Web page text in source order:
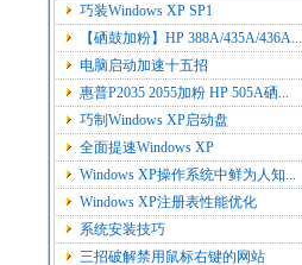
巧装Windows XP SP1
【硒鼓加粉】HP 388A/435A/436A...
电脑启动加速十五招
惠普P2035 2055加粉 HP 505A硒...
巧制Windows XP启动盘
全面提速Windows XP
Windows XP操作系统中鲜为人知...
Windows XP注册表性能优化
系统安装技巧
三招破解禁用鼠标右键的网站